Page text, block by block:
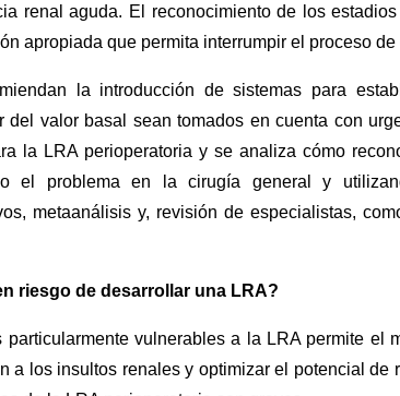
renal aguda. El reconocimiento de los
apropiada que permita interrumpir el proceso
la introducción de sistemas para
del valor basal sean tomados en cuenta con
la LRA perioperatoria y se analiza cómo
el problema en la cirugía general y
metaanálisis y, revisión de especialistas,
riesgo de desarrollar una LRA?
particularmente vulnerables a la LRA permite el
a los insultos renales y optimizar el potencial de